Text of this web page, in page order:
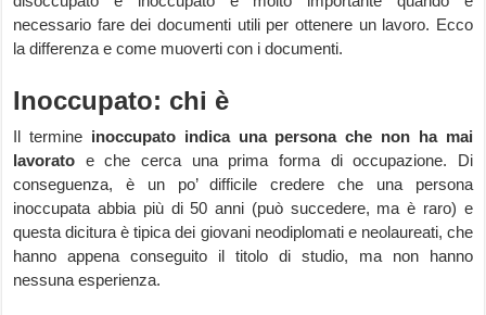
necessario fare dei documenti utili per ottenere un lavoro. Ecco
la differenza e come muoverti con i documenti.
Inoccupato: chi è
Il termine inoccupato indica una persona che non ha mai
lavorato e che cerca una prima forma di occupazione. Di
conseguenza, è un po’ difficile credere che una persona
inoccupata abbia più di 50 anni (può succedere, ma è raro) e
questa dicitura è tipica dei giovani neodiplomati e neolaureati, che
hanno appena conseguito il titolo di studio, ma non hanno
nessuna esperienza.